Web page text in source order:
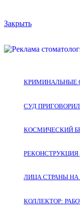
Закрыть
КРИМИНАЛЬНЫЕ
СУД
КОСМИЧЕСКИЙ
ЛИЦА СТРАНЫ НА
КОЛЛЕКТОР: